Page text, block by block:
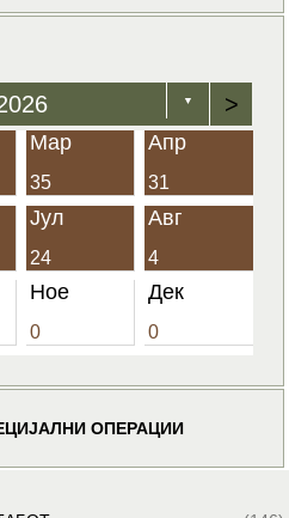
▼ >
Мар
35
Апр
31
Јул
24
Авг
4
Ное
0
Дек
0
ОПЕРАЦИИ